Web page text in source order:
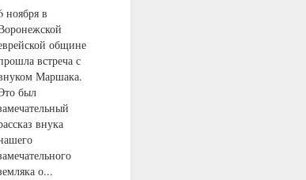
ноября в
общине
встреча с
Маршака.
был
внука
о...